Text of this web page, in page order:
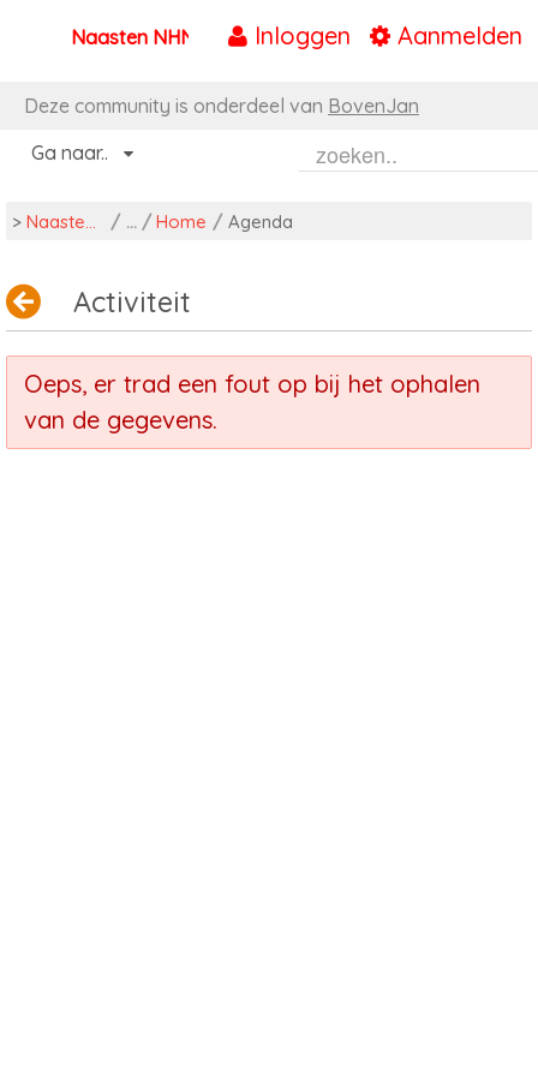
Naar content
Inloggen Aanmelden
Naasten NHN
Deze community is onderdeel van BovenJan
Ga naar..
> Naasten NHN / Home / Agenda
Activiteit
Oeps, er trad een fout op bij het ophalen
van de gegevens.